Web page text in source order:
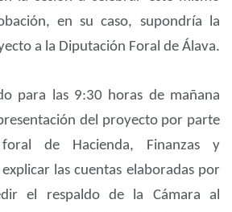
en su caso, supondría la
a la Diputación Foral de Álava.
para las 9:30 horas de mañana
del proyecto por parte
de Hacienda, Finanzas y
las cuentas elaboradas por
el respaldo de la Cámara al